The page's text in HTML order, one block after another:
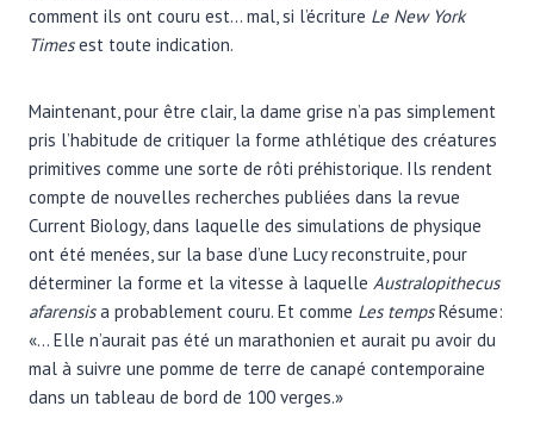
comment ils ont couru est… mal, si l’écriture Le New York
Timesest toute indication.
Maintenant, pour être clair, la dame grise n’a pas simplement
pris l’habitude de critiquer la forme athlétique des créatures
primitives comme une sorte de rôti préhistorique. Ils rendent
compte de nouvelles recherches publiées dans la revue
Current Biology, dans laquelle des simulations de physique
ont été menées, sur la base d’une Lucy reconstruite, pour
déterminer la forme et la vitesse à laquelle Australopithecus
afarensisa probablement couru. Et comme Les tempsRésume:
«… Elle n’aurait pas été un marathonien et aurait pu avoir du
mal à suivre une pomme de terre de canapé contemporaine
dans un tableau de bord de 100 verges.»